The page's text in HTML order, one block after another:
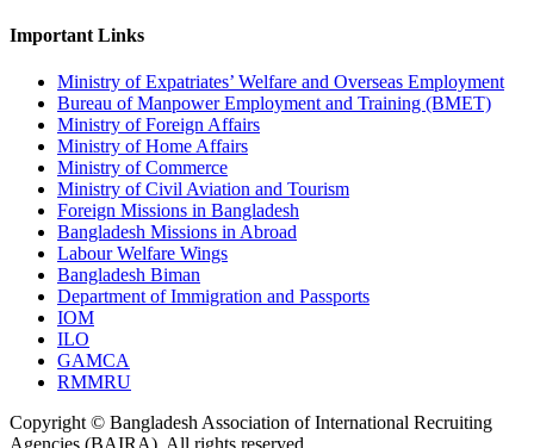
Important Links
Ministry of Expatriates’ Welfare and Overseas Employment
Bureau of Manpower Employment and Training (BMET)
Ministry of Foreign Affairs
Ministry of Home Affairs
Ministry of Commerce
Ministry of Civil Aviation and Tourism
Foreign Missions in Bangladesh
Bangladesh Missions in Abroad
Labour Welfare Wings
Bangladesh Biman
Department of Immigration and Passports
IOM
ILO
GAMCA
RMMRU
Copyright © Bangladesh Association of International Recruiting
Agencies (BAIRA), All rights reserved.